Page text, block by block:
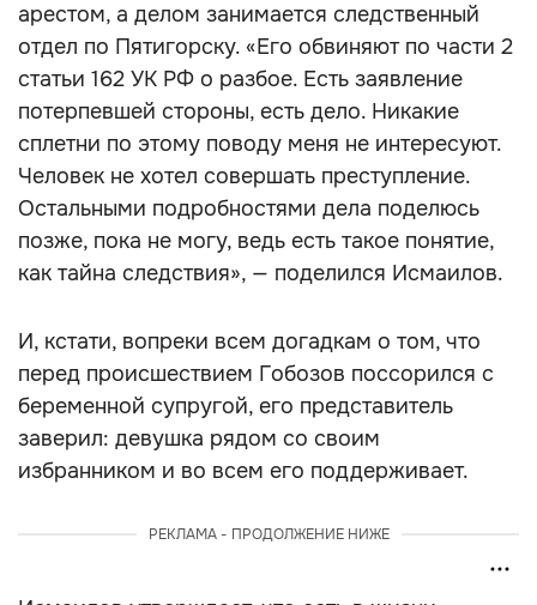
арестом, а делом занимается следственный
отдел по Пятигорску. «Его обвиняют по части 2
статьи 162 УК РФ о разбое. Есть заявление
потерпевшей стороны, есть дело. Никакие
сплетни по этому поводу меня не интересуют.
Человек не хотел совершать преступление.
Остальными подробностями дела поделюсь
позже, пока не могу, ведь есть такое понятие,
как тайна следствия», — поделился Исмаилов.
И, кстати, вопреки всем догадкам о том, что
перед происшествием Гобозов поссорился с
беременной супругой, его представитель
заверил: девушка рядом со своим
избранником и во всем его поддерживает.
РЕКЛАМА - ПРОДОЛЖЕНИЕ НИЖЕ